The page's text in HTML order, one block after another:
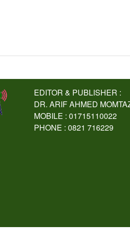
EDITOR & PUBLISHER :
DR. ARIF AHMED
MOBILE : 01715110022
PHONE : 0821 716229